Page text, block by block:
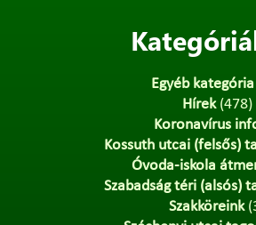
Egyéb kategória
Hírek(478)
Koronavírus
Kossuth utcai (felsős)
Óvoda-iskola
Szabadság téri (alsós)
Szakköreink